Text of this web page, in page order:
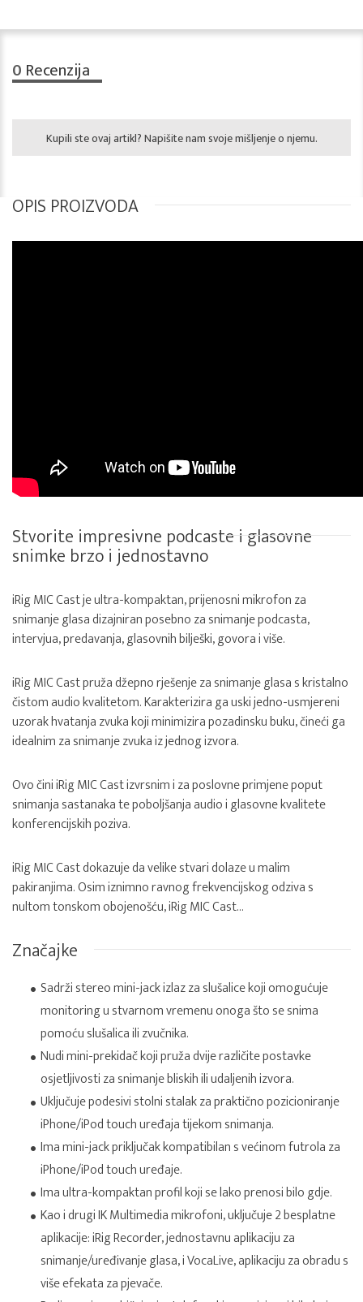
0 Recenzija
Kupili ste ovaj artikl? Napišite nam svoje mišljenje o njemu.
OPIS PROIZVODA
Stvorite impresivne podcaste i glasovne
snimke brzo i jednostavno
iRig MIC Cast je ultra-kompaktan, prijenosni mikrofon za
snimanje glasa dizajniran posebno za snimanje podcasta,
intervjua, predavanja, glasovnih bilješki, govora i više.
iRig MIC Cast pruža džepno rješenje za snimanje glasa s kristalno
čistom audio kvalitetom. Karakterizira ga uski jedno-usmjereni
uzorak hvatanja zvuka koji minimizira pozadinsku buku, čineći ga
idealnim za snimanje zvuka iz jednog izvora.
Ovo čini iRig MIC Cast izvrsnim i za poslovne primjene poput
snimanja sastanaka te poboljšanja audio i glasovne kvalitete
konferencijskih poziva.
iRig MIC Cast dokazuje da velike stvari dolaze u malim
pakiranjima. Osim iznimno ravnog frekvencijskog odziva s
nultom tonskom obojenošću, iRig MIC Cast…
Značajke
Sadrži stereo mini-jack izlaz za slušalice koji omogućuje
monitoring u stvarnom vremenu onoga što se snima
pomoću slušalica ili zvučnika.
Nudi mini-prekidač koji pruža dvije različite postavke
osjetljivosti za snimanje bliskih ili udaljenih izvora.
Uključuje podesivi stolni stalak za praktično pozicioniranje
iPhone/iPod touch uređaja tijekom snimanja.
Ima mini-jack priključak kompatibilan s većinom futrola za
iPhone/iPod touch uređaje.
Ima ultra-kompaktan profil koji se lako prenosi bilo gdje.
Kao i drugi IK Multimedia mikrofoni, uključuje 2 besplatne
aplikacije: iRig Recorder, jednostavnu aplikaciju za
snimanje/uređivanje glasa, i VocaLive, aplikaciju za obradu s
više efekata za pjevače.